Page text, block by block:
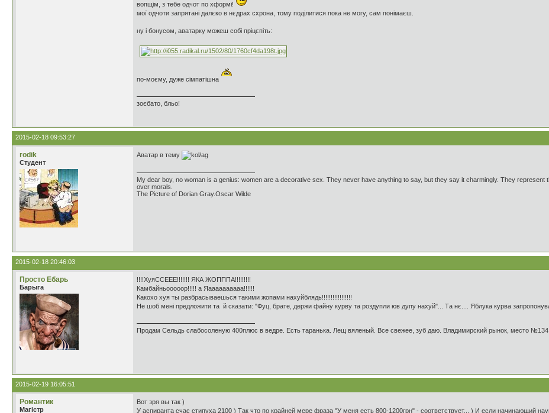
вопщім, з тебе одчот по хформі!
мої одчоти запрятані далєко в нєдрах схрона, тому поділитися пока не могу, сам понімаєш.
ну і бонусом, аватарку можеш собі пріцєпіть:
по-моєму, дуже сімпатішна
зоєбато, бльо!
2015-02-18 09:53:27
rodik
Студент
Аватар в тему
My dear boy, no woman is a genius: women are a decorative sex. They never have anything to say, but they say it charmingly. They
over morals.
The Picture of Dorian Gray.Oscar Wilde
2015-02-18 20:46:03
Просто Ебарь
Барыга
!!!!ХуяССЕЕЕ!!!!!!! ЯКА ЖОПППА!!!!!!!!!
Камбайньооооор!!!!! а Яаааааааааа!!!!!!
Какохо хуя ты разбрасываешься такими жопами нахуйблядь!!!!!!!!!!!!!!!!!
Не шоб мені предложити та й сказати: "Фуц, брате, держи файну курву та роздупли юв дупу нахуй"... Та нє.... Яблука курва
Продам Сельдь слабосоленую 400плюс в ведре. Есть таранька. Лещ вяленый. Все свежее, зуб даю. Владимирский рынок, место №134
2015-02-19 16:05:51
Романтик
Магістр
Вот зря вы так )
У аспиранта счас стипуха 2100 ) Так что по крайней мере фраза "У меня есть 800-1200грн" - соответствует... ) И если начинающий